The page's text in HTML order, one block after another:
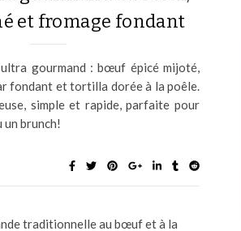
et fromage fondant
gourmand : bœuf épicé mijoté,
fondant et tortilla dorée à la poêle.
simple et rapide, parfaite pour
un brunch!